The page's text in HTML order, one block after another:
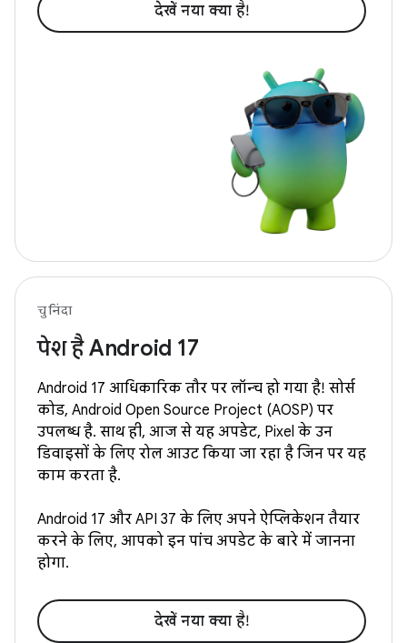
देखें नया क्‍या है!
चुनिंदा
पेश है Android 17
Android 17 आधिकारिक तौर पर लॉन्च हो गया है! सोर्स
कोड, Android Open Source Project (AOSP) पर
उपलब्ध है. साथ ही, आज से यह अपडेट, Pixel के उन
डिवाइसों के लिए रोल आउट किया जा रहा है जिन पर यह
काम करता है.
Android 17 और API 37 के लिए अपने ऐप्लिकेशन तैयार
करने के लिए, आपको इन पांच अपडेट के बारे में जानना
होगा.
देखें नया क्‍या है!